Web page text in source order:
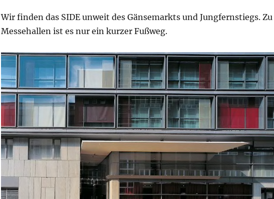
Wir finden das SIDE unweit des Gänsemarkts und Jungfernstiegs. Zu
Messehallen ist es nur ein kurzer Fußweg.